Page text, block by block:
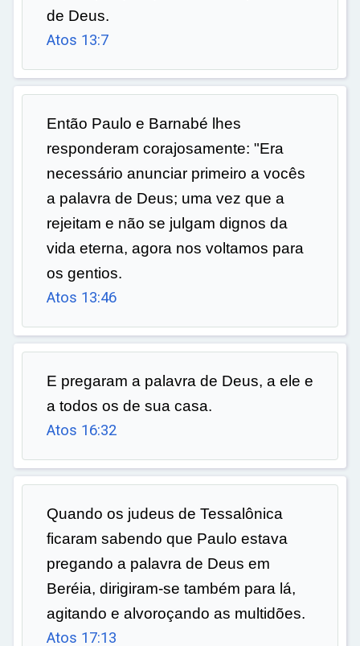
de Deus.
Atos 13:7
Então Paulo e Barnabé lhes
responderam corajosamente: "Era
necessário anunciar primeiro a vocês
a palavra de Deus; uma vez que a
rejeitam e não se julgam dignos da
vida eterna, agora nos voltamos para
os gentios.
Atos 13:46
E pregaram a palavra de Deus, a ele e
a todos os de sua casa.
Atos 16:32
Quando os judeus de Tessalônica
ficaram sabendo que Paulo estava
pregando a palavra de Deus em
Beréia, dirigiram-se também para lá,
agitando e alvoroçando as multidões.
Atos 17:13